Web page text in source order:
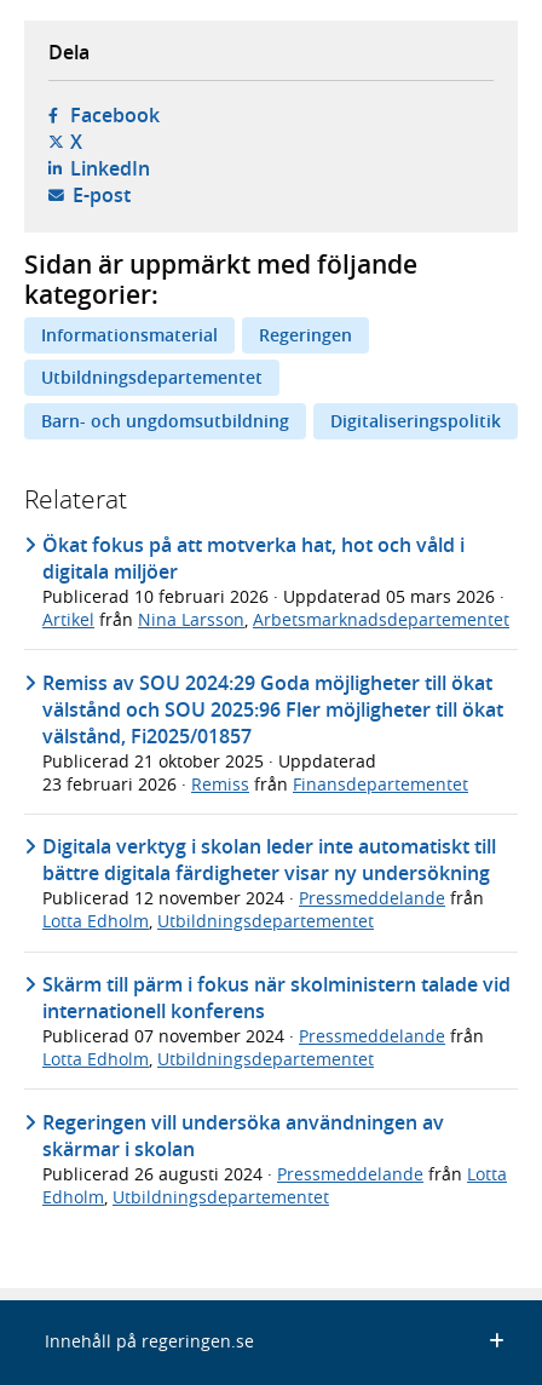
Dela
Facebook- öppnas i ny flik, extern webbplats,
X- öppnas i ny flik, extern webbplats,
LinkedIn- öppnas i ny flik, extern webbplats,
E-post- öppnar din e-postklient,
Sidan är uppmärkt med följande
kategorier:
Informationsmaterial
Regeringen
Utbildningsdepartementet
Barn- och ungdomsutbildning
Digitaliseringspolitik
Relaterat
Ökat fokus på att motverka hat, hot och våld i
digitala miljöer
Publicerad 10 februari 2026 · Uppdaterad 05 mars 2026 ·
Artikel från Nina Larsson, Arbetsmarknadsdepartementet
Remiss av SOU 2024:29 Goda möjligheter till ökat
välstånd och SOU 2025:96 Fler möjligheter till ökat
välstånd, Fi2025/01857
Publicerad 21 oktober 2025 · Uppdaterad
23 februari 2026 · Remiss från Finansdepartementet
Digitala verktyg i skolan leder inte automatiskt till
bättre digitala färdigheter visar ny undersökning
Publicerad 12 november 2024 · Pressmeddelande från
Lotta Edholm, Utbildningsdepartementet
Skärm till pärm i fokus när skolministern talade vid
internationell konferens
Publicerad 07 november 2024 · Pressmeddelande från
Lotta Edholm, Utbildningsdepartementet
Regeringen vill undersöka användningen av
skärmar i skolan
Publicerad 26 augusti 2024 · Pressmeddelande från Lotta
Edholm Utbildningsdepartementet
Innehåll på regeringen.se